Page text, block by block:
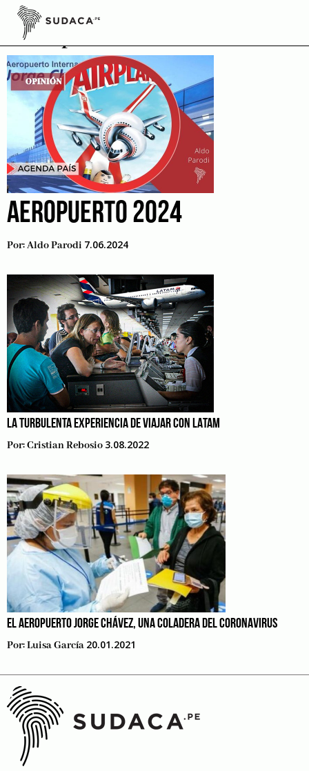
Skip
contentAeropuerto
AEROPUERTO 2024
Por:Aldo Parodi 7.06.2024
LA TURBULENTA EXPERIENCIA DE VIAJAR CON LATAM
Por:Cristian Rebosio 3.08.2022
EL AEROPUERTO JORGE CHÁVEZ, UNA COLADERA DEL CORONAVIRUS
Por:Luisa García 20.01.2021